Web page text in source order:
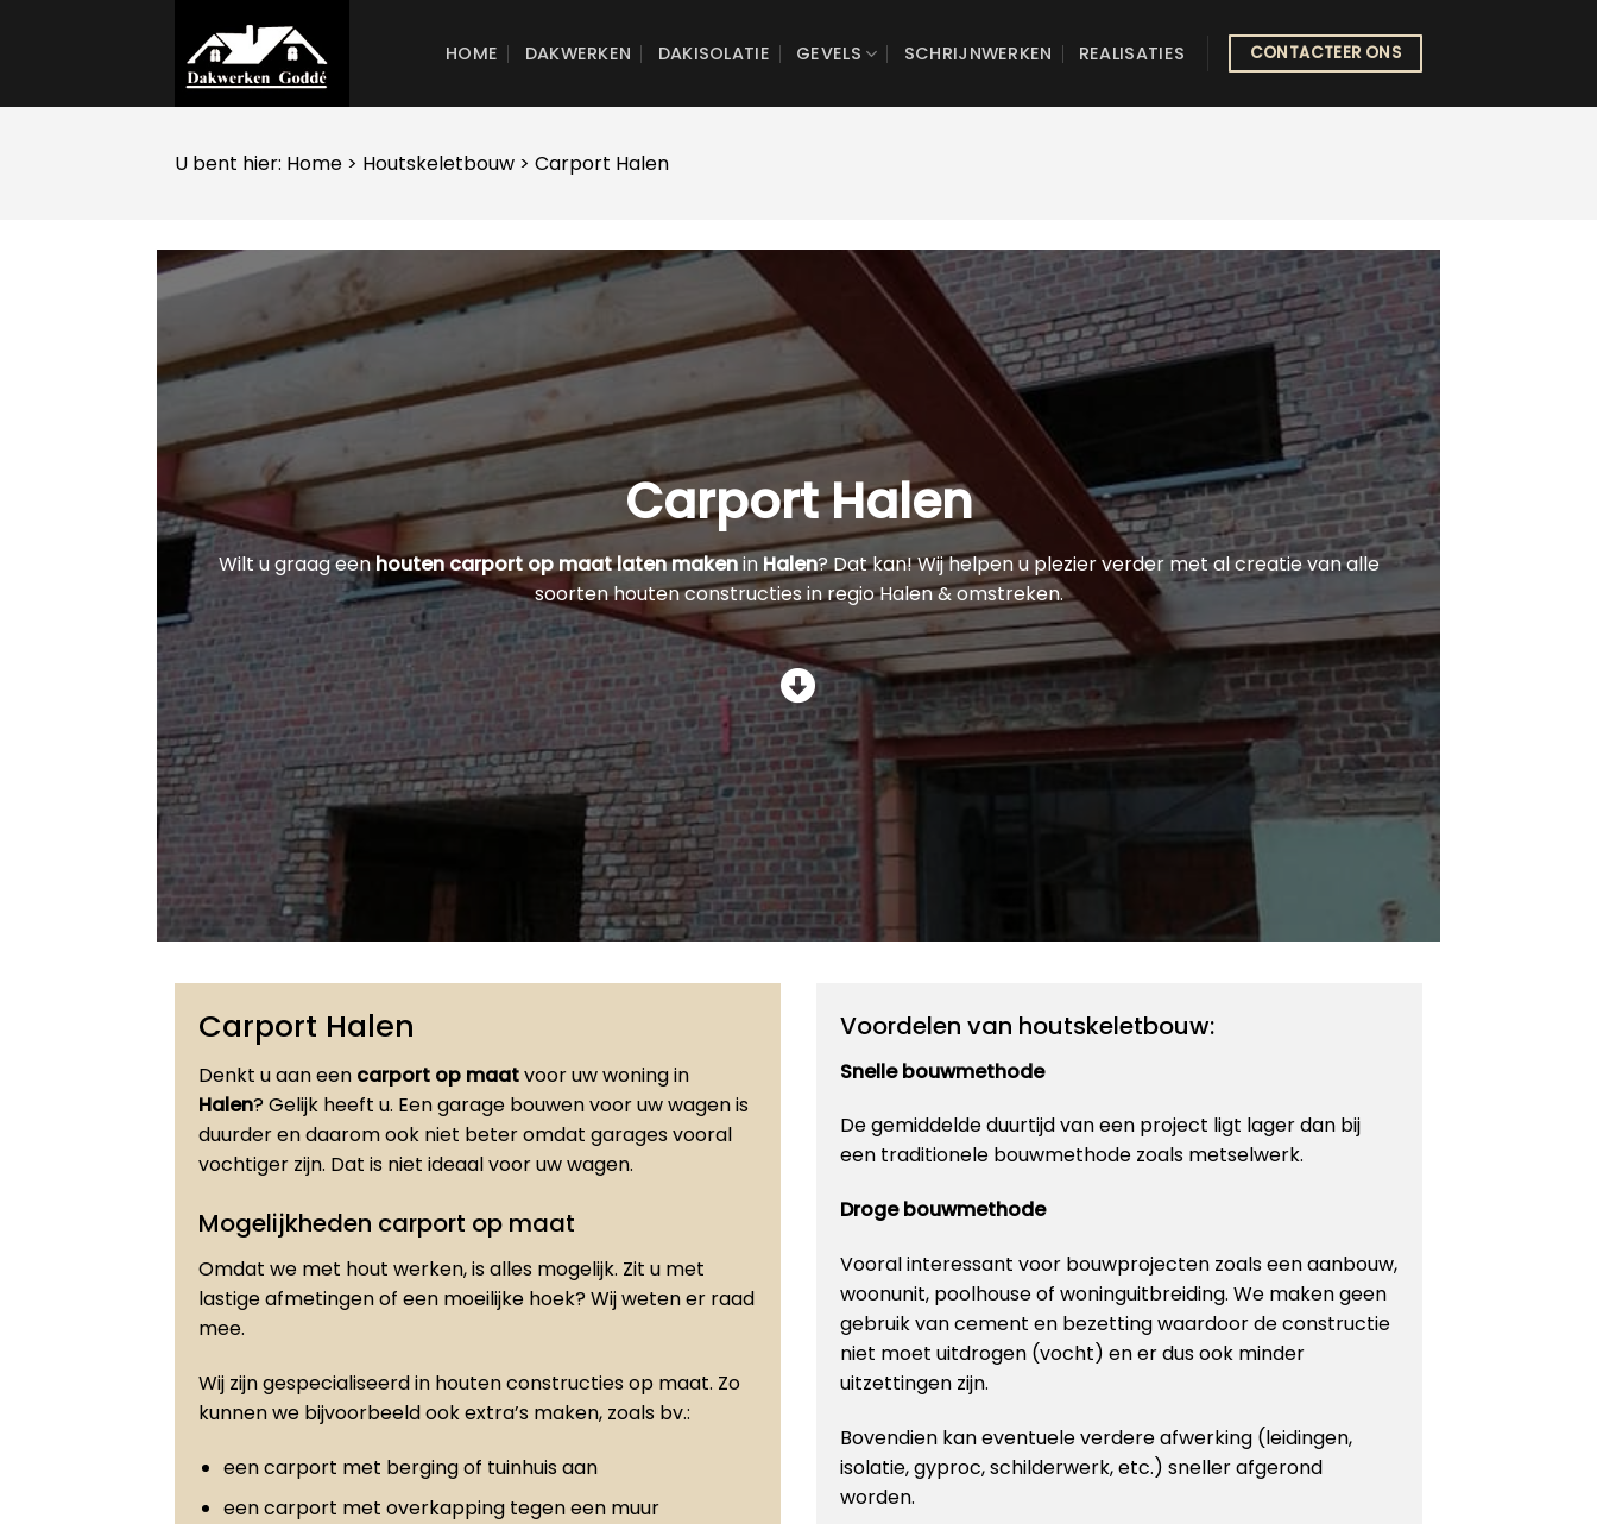
HOME DAKWERKEN DAKISOLATIE GEVELS SCHRIJNWERKEN REALISATIES CONTACTEER ONS
U bent hier: Home > Houtskeletbouw > Carport Halen
Carport Halen
Wilt u graag eenhouten carport op maat laten makenin Halen? Dat kan! Wij helpen u plezier verder met al creatie van alle
soorten houten constructies in regio Halen & omstreken.
Carport Halen
Denkt u aan een carport op maatvoor uw woning in
Halen? Gelijk heeft u. Een garage bouwen voor uw wagen is
duurder en daarom ook niet beter omdat garages vooral
vochtiger zijn. Dat is niet ideaal voor uw wagen.
Mogelijkheden carport op maat
Omdat we met hout werken, is alles mogelijk. Zit u met
lastige afmetingen of een moeilijke hoek? Wij weten er raad
mee.
Wij zijn gespecialiseerd in houten constructies op maat. Zo
kunnen we bijvoorbeeld ook extra’s maken, zoals bv.:
een carport met berging of tuinhuis aan
een carport met overkapping tegen een muur
Voordelen van houtskeletbouw:
Snelle bouwmethode
De gemiddelde duurtijd van een project ligt lager dan bij
een traditionele bouwmethode zoals metselwerk.
Droge bouwmethode
Vooral interessant voor bouwprojecten zoals een aanbouw,
woonunit, poolhouse of woninguitbreiding. We maken geen
gebruik van cement en bezetting waardoor de constructie
niet moet uitdrogen (vocht) en er dus ook minder
uitzettingen zijn.
Bovendien kan eventuele verdere afwerking (leidingen,
isolatie, gyproc, schilderwerk, etc.) sneller afgerond
worden.